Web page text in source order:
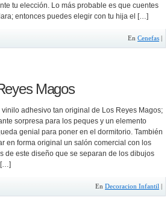
tu elección. Lo más probable es que cuentes
entonces puedes elegir con tu hija el […]
En Cenefas
Magos
vinilo adhesivo tan original de Los Reyes Magos;
sorpresa para los peques y un elemento
genial para poner en el dormitorio. También
en forma original un salón comercial con los
de este diseño que se separan de los dibujos
[…]
En Decoracion Infantil